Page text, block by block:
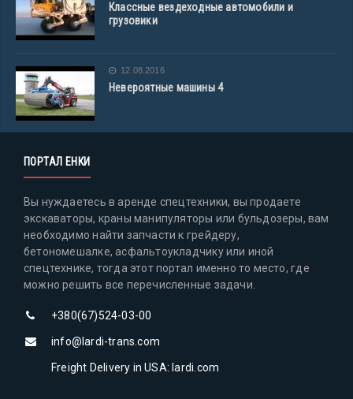
Классные вездеходные автомобили и
грузовики
12.08.2016
Невероятные машины 4
ПОРТАЛ ЕНКИ
Вы нуждаетесь в аренде спецтехники, вы продаете
экскаваторы, краны манипуляторы или бульдозеры, вам
необходимо найти запчасти к грейдеру,
бетономешалке, асфальтоукладчику или иной
спецтехнике, тогда этот портал именно то место, где
можно решить все перечисленные задачи.
+380(67)524-03-00
info@lardi-trans.com
Freight Delivery in USA: lardi.com